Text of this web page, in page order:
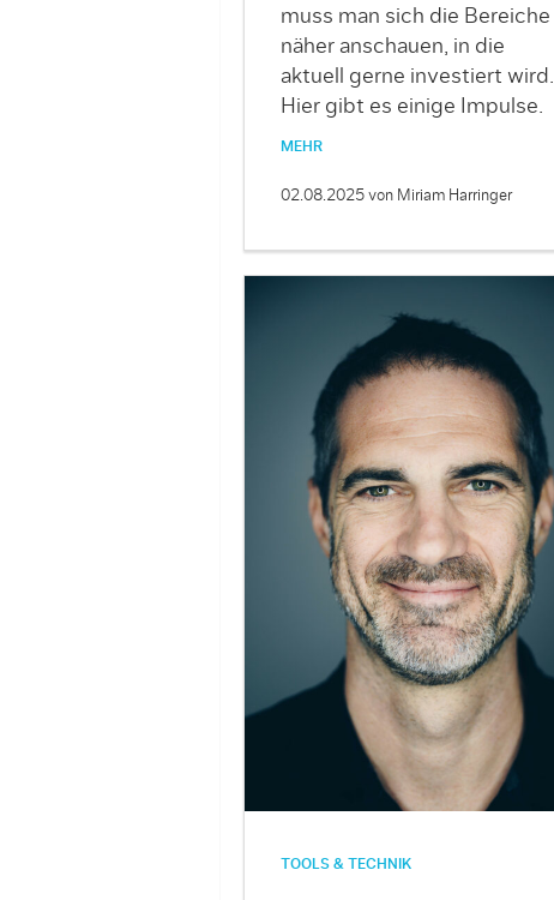
muss man sich die Bereiche
näher anschauen, in die
aktuell gerne investiert wird.
Hier gibt es einige Impulse.
MEHR
02.08.2025 von Miriam Harringer
TOOLS & TECHNIK